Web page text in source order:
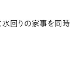
回りの家事を同時